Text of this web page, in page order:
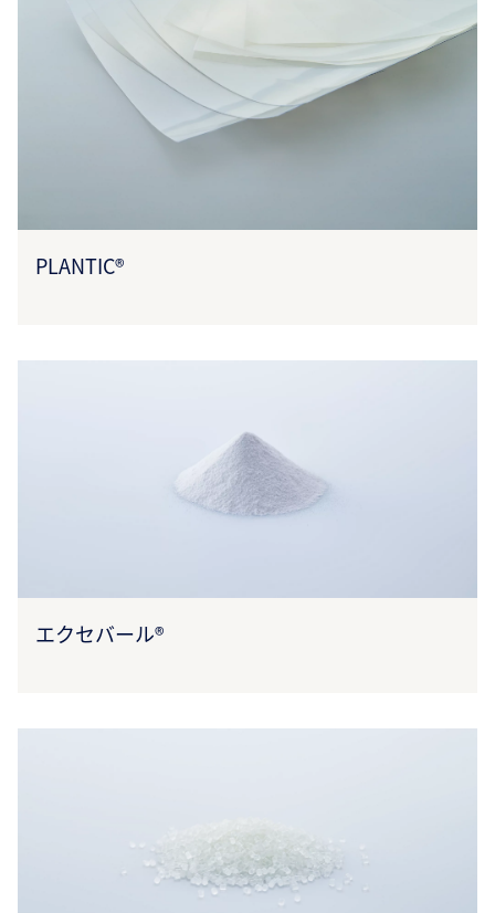
PLANTIC®
エクセバール®